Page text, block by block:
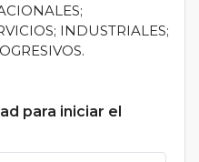
INDUSTRIALES;
para iniciar el